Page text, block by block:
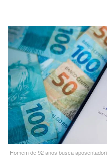
Homem de 92 anos busca